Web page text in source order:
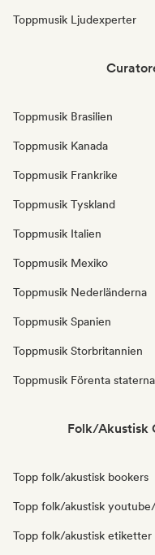
Toppmusik Ljudexperter
Toppmusik Brasilien
Toppmusik Kanada
Toppmusik Frankrike
Toppmusik Tyskland
Toppmusik Italien
Toppmusik Mexiko
Toppmusik Nederländerna
Toppmusik Spanien
Toppmusik Storbritannien
Toppmusik Förenta staterna
Folk/Akustisk
Topp folk/akustisk bookers
Topp folk/akustisk
Topp folk/akustisk etiketter